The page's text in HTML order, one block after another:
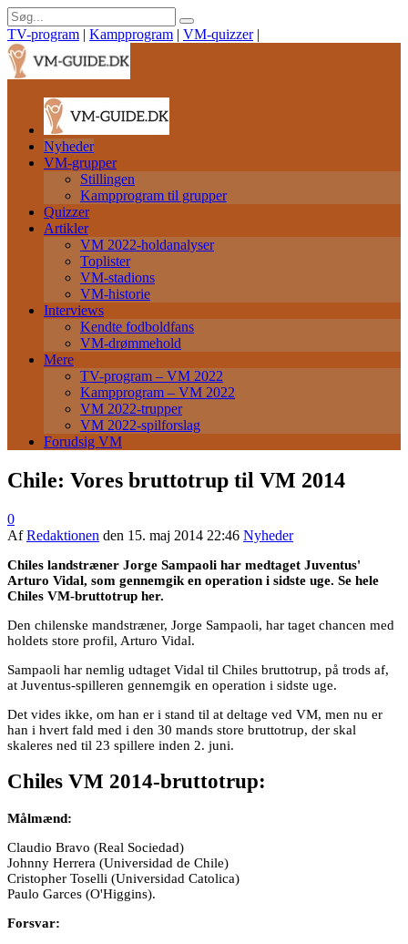
TV-program | Kampprogram | VM-quizzer |
Nyheder
VM-grupper
Stillingen
Kampprogram til grupper
Quizzer
Artikler
VM 2022-holdanalyser
Toplister
VM-stadions
VM-historie
Interviews
Kendte fodboldfans
VM-drømmehold
Mere
TV-program – VM 2022
Kampprogram – VM 2022
VM 2022-trupper
VM 2022-spilforslag
Forudsig VM
Chile: Vores bruttotrup til VM 2014
0
AfRedaktionen den 15. maj 2014 22:46 Nyheder
Chiles landstræner Jorge Sampaoli har medtaget Juventus'
Arturo Vidal, som gennemgik en operation i sidste uge. Se hele
Chiles VM-bruttotrup her.
Den chilenske mandstræner, Jorge Sampaoli, har taget chancen med
holdets store profil, Arturo Vidal.
Sampaoli har nemlig udtaget Vidal til Chiles bruttotrup, på trods af,
at Juventus-spilleren gennemgik en operation i sidste uge.
Det vides ikke, om han er i stand til at deltage ved VM, men nu er
han i hvert fald med i den 30 mands store bruttotrup, der skal
skaleres ned til 23 spillere inden 2. juni.
Chiles VM 2014-bruttotrup:
Målmænd:
Claudio Bravo (Real Sociedad)
Johnny Herrera (Universidad de Chile)
Cristopher Toselli (Universidad Catolica)
Paulo Garces (O'Higgins).
Forsvar: